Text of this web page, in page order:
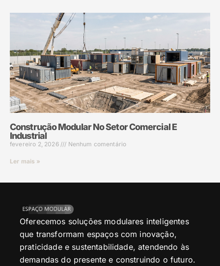
Construção Modular No Setor Comercial E
Industrial
fevereiro 2, 2026 Nenhum comentário
Ler mais »
Oferecemos soluções modulares inteligentes
que transformam espaços com inovação,
praticidade e sustentabilidade, atendendo às
demandas do presente e construindo o futuro.